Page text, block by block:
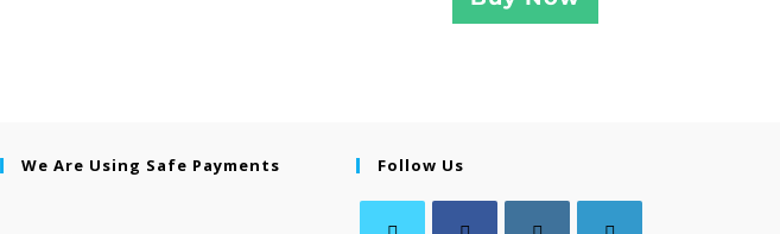
We Are Using Safe Payments Follow Us